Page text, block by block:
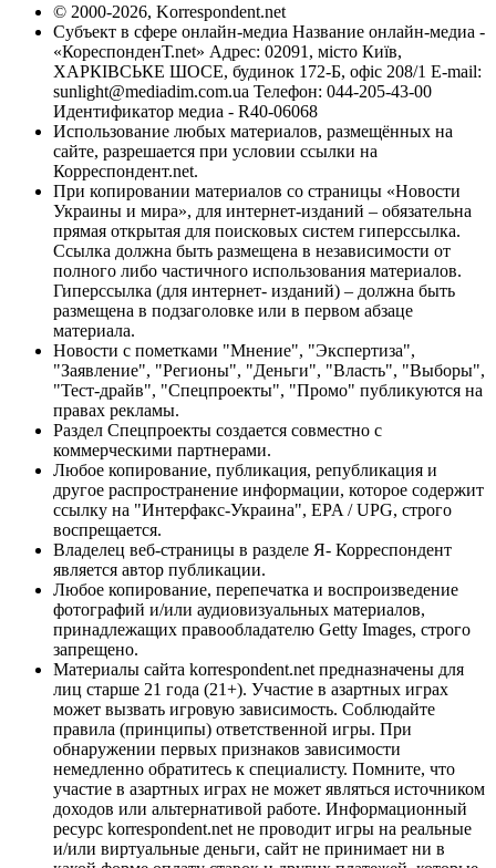
© 2000-2026, Korrespondent.net
Субъект в сфере онлайн-медиа Название онлайн-медиа -
«КореспонденТ.net» Адрес: 02091, місто Київ,
ХАРКІВСЬКЕ ШОСЕ, будинок 172-Б, офіс 208/1 E-mail:
sunlight@mediadim.com.ua Телефон: 044-205-43-00
Идентификатор медиа - R40-06068
Использование любых материалов, размещённых на
сайте, разрешается при условии ссылки на
Корреспондент.net.
При копировании материалов со страницы «Новости
Украины и мира», для интернет-изданий – обязательна
прямая открытая для поисковых систем гиперссылка.
Ссылка должна быть размещена в независимости от
полного либо частичного использования материалов.
Гиперссылка (для интернет- изданий) – должна быть
размещена в подзаголовке или в первом абзаце
материала.
Новости с пометками "Мнение", "Экспертиза",
"Заявление", "Регионы", "Деньги", "Власть", "Выборы",
"Тест-драйв", "Спецпроекты", "Промо" публикуются на
правах рекламы.
Раздел Спецпроекты создается совместно с
коммерческими партнерами.
Любое копирование, публикация, републикация и
другое распространение информации, которое содержит
ссылку на "Интерфакс-Украина", EPA / UPG, строго
воспрещается.
Владелец веб-страницы в разделе Я- Корреспондент
является автор публикации.
Любое копирование, перепечатка и воспроизведение
фотографий и/или аудиовизуальных материалов,
принадлежащих правообладателю Getty Images, строго
запрещено.
Материалы сайта korrespondent.net предназначены для
лиц старше 21 года (21+). Участие в азартных играх
может вызвать игровую зависимость. Соблюдайте
правила (принципы) ответственной игры. При
обнаружении первых признаков зависимости
немедленно обратитесь к специалисту. Помните, что
участие в азартных играх не может являться источником
доходов или альтернативой работе. Информационный
ресурс korrespondent.net не проводит игры на реальные
и/или виртуальные деньги, сайт не принимает ни в